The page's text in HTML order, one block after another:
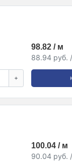
98.82 / м
88.94 руб.
+
100.04 / м
90.04 руб.